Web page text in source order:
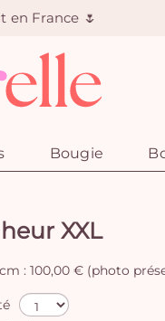
en France 🌷
Bougie
XXL
: 100,00 € (photo